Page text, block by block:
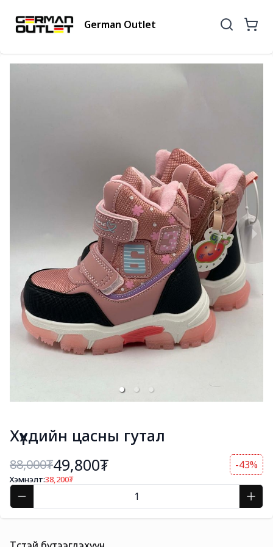
German Outlet
Хүүхдийн цасны гутал
88,000₮49,800₮ -43%
Хэмнэлт:38,200₮